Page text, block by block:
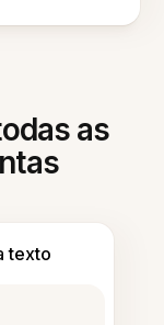
as
texto